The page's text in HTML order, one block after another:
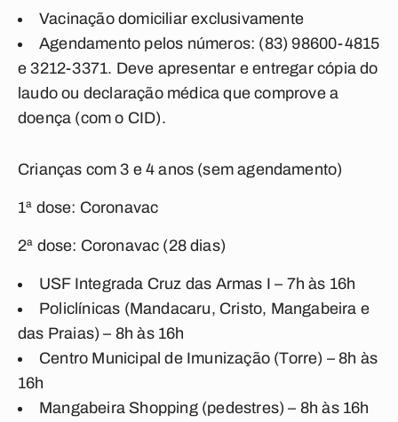
Vacinação domiciliar exclusivamente
Agendamento pelos números: (83) 98600-4815
e 3212-3371. Deve apresentar e entregar cópia do
laudo ou declaração médica que comprove a
doença (com o CID).
Crianças com 3 e 4 anos (sem agendamento)
1ª dose: Coronavac
2ª dose: Coronavac (28 dias)
USF Integrada Cruz das Armas I – 7h às 16h
Policlínicas (Mandacaru, Cristo, Mangabeira e
das Praias) – 8h às 16h
Centro Municipal de Imunização (Torre) – 8h às
16h
Mangabeira Shopping (pedestres) – 8h às 16h